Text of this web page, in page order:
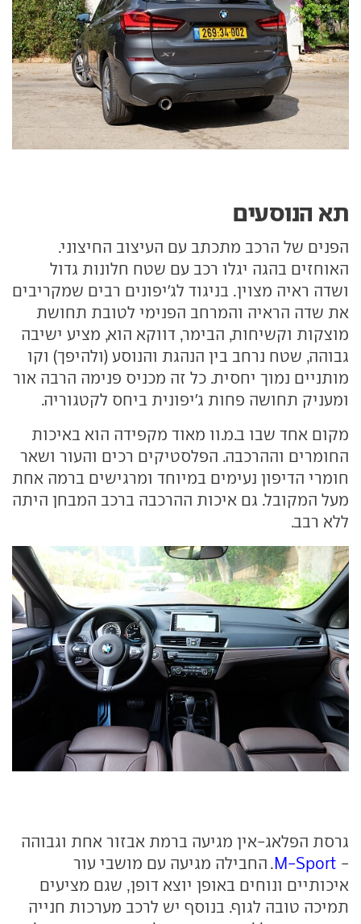
תא הנוסעים
הפנים של הרכב מתכתב עם העיצוב החיצוני.
האוחזים בהגה יגלו רכב עם שטח חלונות גדול
ושדה ראיה מצוין. בניגוד לג'יפונים רבים שמקריבים
את שדה הראיה והמרחב הפנימי לטובת תחושת
מוצקות וקשיחות, הבימר, דווקא הוא, מציע ישיבה
גבוהה, שטח נרחב בין הנהגת והנוסע (ולהיפך) וקו
מותניים נמוך יחסית. כל זה מכניס פנימה הרבה אור
ומעניק תחושה פחות ג'יפונית ביחס לקטגוריה.
מקום אחד שבו ב.מ.וו מאוד מקפידה הוא באיכות
החומרים וההרכבה. הפלסטיקים רכים והעור ושאר
חומרי הדיפון נעימים במיוחד ומרגישים ברמה אחת
מעל המקובל. גם איכות ההרכבה ברכב המבחן היתה
ללא רבב.
גרסת הפלאג-אין מגיעה ברמת אבזור אחת וגבוהה
-
M-Sport. החבילה מגיעה עם מושבי עור
איכותיים ונוחים באופן יוצא דופן, שגם מציעים
תמיכה טובה לגוף. בנוסף יש לרכב מערכות חנייה